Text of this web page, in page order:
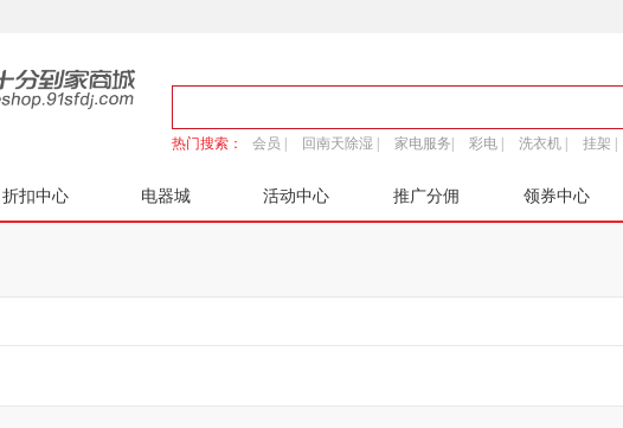
热门搜索： 会员 | 回南天除湿 | 家电服务| 彩电 | 洗衣机 | 挂架 |
折扣中心 电器城 活动中心 推广分佣 领券中心